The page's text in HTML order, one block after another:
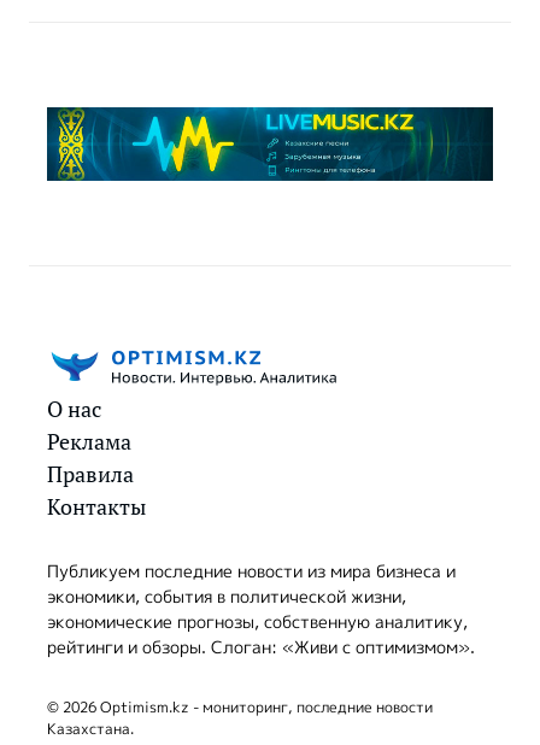
О нас
Реклама
Правила
Контакты
Публикуем последние новости из мира бизнеса и
экономики, события в политической жизни,
экономические прогнозы, собственную аналитику,
рейтинги и обзоры. Слоган: «Живи с оптимизмом».
© 2026 Optimism.kz - мониторинг, последние новости
Казахстана.